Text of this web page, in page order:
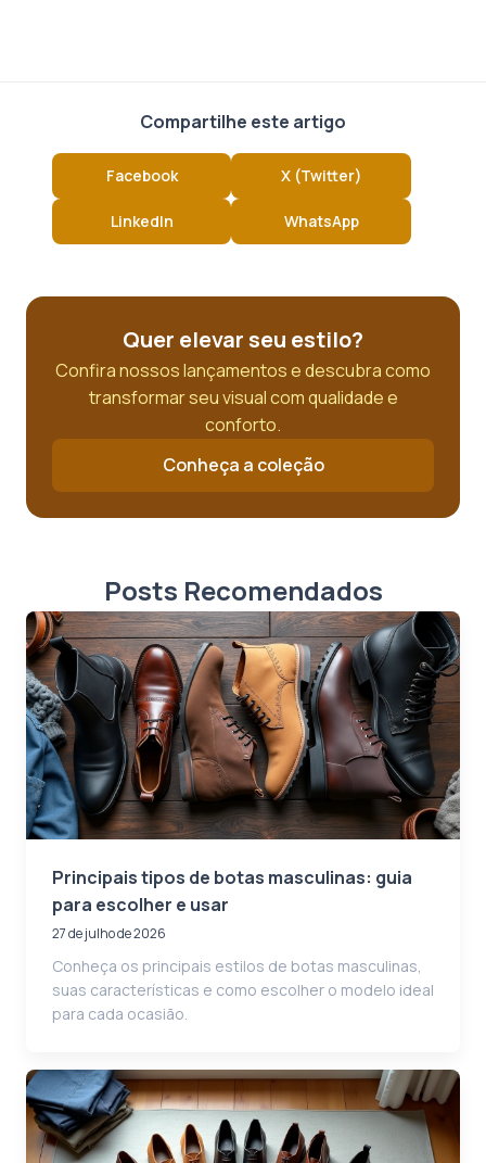
Compartilhe este artigo
Facebook X (Twitter)
LinkedIn WhatsApp
Quer elevar seu estilo?
Confira nossos lançamentos e descubra como
transformar seu visual com qualidade e
conforto.
Conheça a coleção
Posts Recomendados
Principais tipos de botas masculinas: guia
para escolher e usar
27 de julho de 2026
Conheça os principais estilos de botas masculinas,
suas características e como escolher o modelo ideal
para cada ocasião.